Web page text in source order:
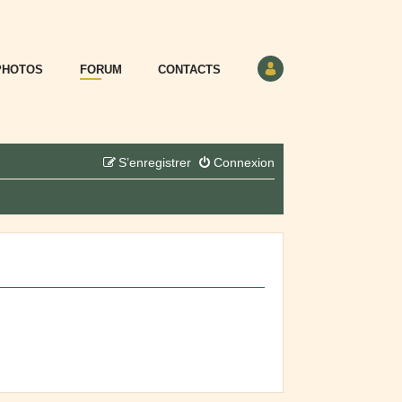
FORUM CONTACTS
Connexion
S’enregistrer